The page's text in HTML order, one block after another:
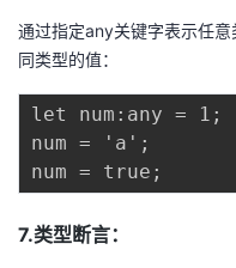
通过指定any关键字表示任
同类型的值：
let num:any = 1;
num = 'a';
7.类型断言：